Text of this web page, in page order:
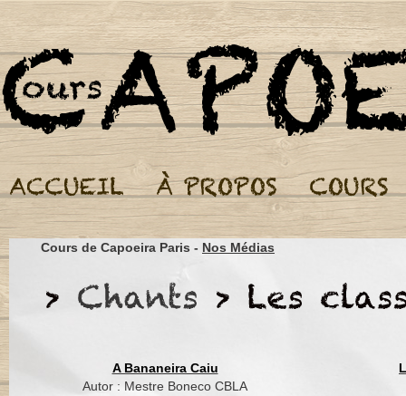
Cours de Capoeira Paris - Nos Médias
A Bananeira Caiu
Autor : Mestre Boneco CBLA
Cours de Capoeira
Oh Dende, dende
Oh Dende, dende
Oh Dende, dende
Oh Dende, dende
Procurar o peixe bom